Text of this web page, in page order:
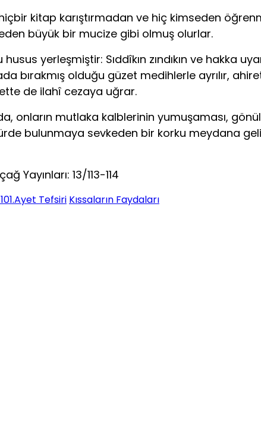
hiçbir kitap karıştırmadan ve hiç kimseden
büyük bir mucize gibi olmuş olurlar.
husus yerleşmiştir: Sıddîkın zındıkın ve hakka
bırakmış olduğu güzet medihlerle ayrılır,
de ilahî cezaya uğrar.
onların mutlaka kalblerinin yumuşaması,
bulunmaya sevkeden bir korku meydana
Yayınları: 13/113-114
Tefsiri Kıssaların Faydaları